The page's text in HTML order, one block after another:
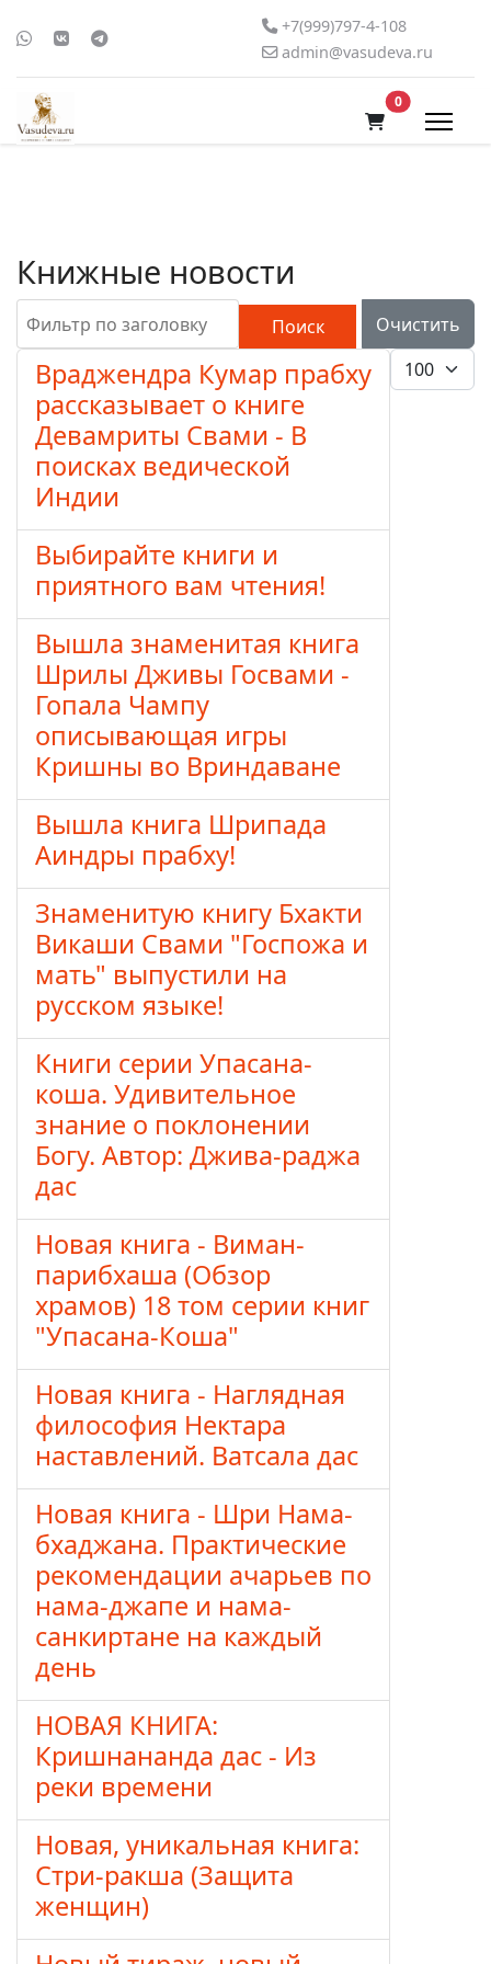
+7(999)797-4-108
admin@vasudeva.ru
0В корзину
Книжные новости
Поиск
Очистить
Кол-во
Враджендра Кумар прабху
рассказывает о книге
Девамриты Свами - В
поисках ведической
Индии
Выбирайте книги и
приятного вам чтения!
Вышла знаменитая книга
Шрилы Дживы Госвами -
Гопала Чампу
описывающая игры
Кришны во Вриндаване
Вышла книга Шрипада
Аиндры прабху!
Знаменитую книгу Бхакти
Викаши Свами "Госпожа и
мать" выпустили на
русском языке!
Книги серии Упасана-
коша. Удивительное
знание о поклонении
Богу. Автор: Джива-раджа
дас
Новая книга - Виман-
парибхаша (Обзор
храмов) 18 том серии книг
"Упасана-Коша"
Новая книга - Наглядная
философия Нектара
наставлений. Ватсала дас
Новая книга - Шри Нама-
бхаджана. Практические
рекомендации ачарьев по
нама-джапе и нама-
санкиртане на каждый
день
НОВАЯ КНИГА:
Кришнананда дас - Из
реки времени
Новая, уникальная книга:
Стри-ракша (Защита
женщин)